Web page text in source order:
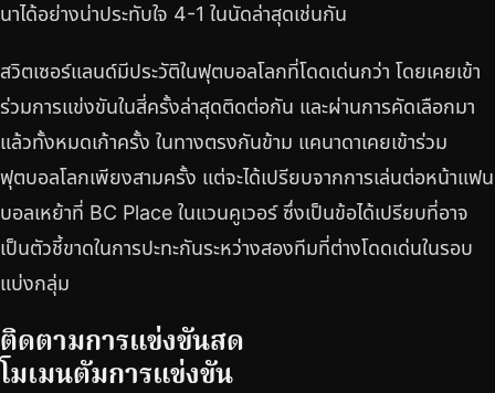
นาได้อย่างน่าประทับใจ 4-1 ในนัดล่าสุดเช่นกัน
สวิตเซอร์แลนด์มีประวัติในฟุตบอลโลกที่โดดเด่นกว่า โดยเคยเข้า
ร่วมการแข่งขันในสี่ครั้งล่าสุดติดต่อกัน และผ่านการคัดเลือกมา
แล้วทั้งหมดเก้าครั้ง ในทางตรงกันข้าม แคนาดาเคยเข้าร่วม
ฟุตบอลโลกเพียงสามครั้ง แต่จะได้เปรียบจากการเล่นต่อหน้าแฟน
บอลเหย้าที่ BC Place ในแวนคูเวอร์ ซึ่งเป็นข้อได้เปรียบที่อาจ
เป็นตัวชี้ขาดในการปะทะกันระหว่างสองทีมที่ต่างโดดเด่นในรอบ
แบ่งกลุ่ม
ติดตามการแข่งขันสด
โมเมนตัมการแข่งขัน